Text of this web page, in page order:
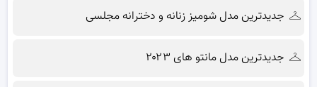
جدیدترین مدل شومیز زنانه و دخترانه مجلسی
جدیدترین مدل مانتو های ۲۰۲۳